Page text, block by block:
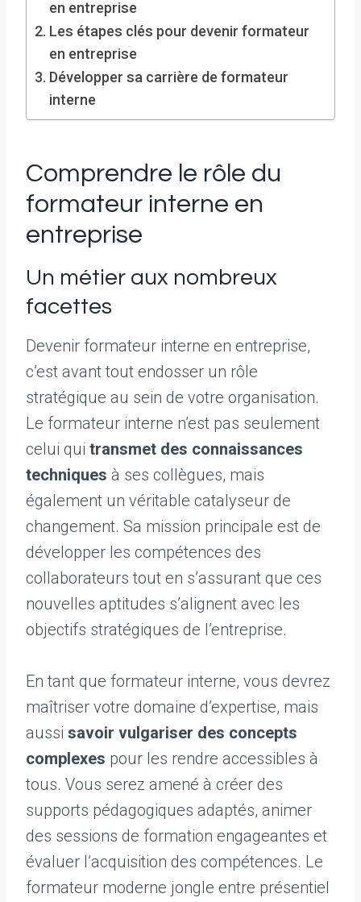
en entreprise
Les étapes clés pour devenir formateur
en entreprise
Développer sa carrière de formateur
interne
Comprendre le rôle du
formateur interne en
entreprise
Un métier aux nombreux
facettes
Devenir formateur interne en entreprise,
c’est avant tout endosser un rôle
stratégique au sein de votre organisation.
Le formateur interne n’est pas seulement
celui qui transmet des connaissances
techniques à ses collègues, mais
également un véritable catalyseur de
changement. Sa mission principale est de
développer les compétences des
collaborateurs tout en s’assurant que ces
nouvelles aptitudes s’alignent avec les
objectifs stratégiques de l’entreprise.
En tant que formateur interne, vous devrez
maîtriser votre domaine d’expertise, mais
aussi savoir vulgariser des concepts
complexes pour les rendre accessibles à
tous. Vous serez amené à créer des
supports pédagogiques adaptés, animer
des sessions de formation engageantes et
évaluer l’acquisition des compétences. Le
formateur moderne jongle entre présentiel